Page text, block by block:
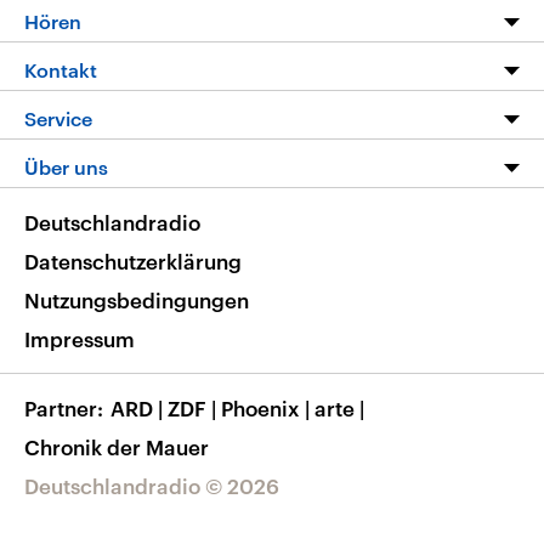
Programm
Die Nachrichten
Nachrichtenleicht
Neue Beiträge auf dlf.de
Hören
Livestream
Podcasts
Deutschlandfunk App
Nachrichten App
Frequenzen
Kontakt
Hörerservice
Service
FAQ
Veranstaltungen
Musikliste
RSS
Über uns
Barrierefreiheit
Deutschlandradio © 2026
Deutschlandradio
Datenschutzerklärung
Nutzungsbedingungen
Impressum
Partner ARD | ZDF | Phoenix | arte |
Chronik der Mauer